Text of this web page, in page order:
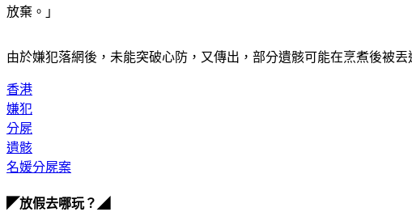
放棄。」
由於嫌犯落網後，未能突破心防，又傳出，部分遺骸可能在烹煮後被
香港
嫌犯
分屍
遺骸
名媛分屍案
◤放假去哪玩？◢